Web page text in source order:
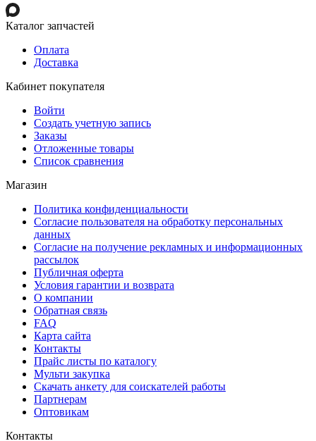
Каталог запчастей
Оплата
Доставка
Кабинет покупателя
Войти
Создать учетную запись
Заказы
Отложенные товары
Список сравнения
Магазин
Политика конфиденциальности
Согласие пользователя на обработку персональных
данных
Согласие на получение рекламных и информационных
рассылок
Публичная оферта
Условия гарантии и возврата
О компании
Обратная связь
FAQ
Карта сайта
Контакты
Прайс листы по каталогу
Мульти закупка
Скачать анкету для соискателей работы
Партнерам
Оптовикам
Контакты